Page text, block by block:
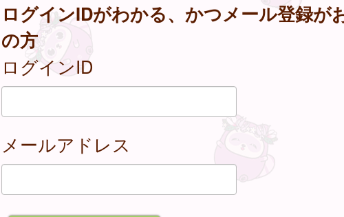
ログインIDがわかる、かつメール登録が
の方
ログインID
メールアドレス